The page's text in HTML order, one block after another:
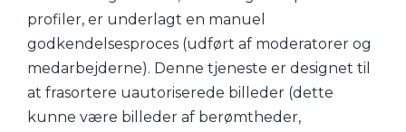
profiler, er underlagt en manuel
godkendelsesproces (udført af moderatorer og
medarbejderne). Denne tjeneste er designet til
at frasortere uautoriserede billeder (dette
kunne være billeder af berømtheder,